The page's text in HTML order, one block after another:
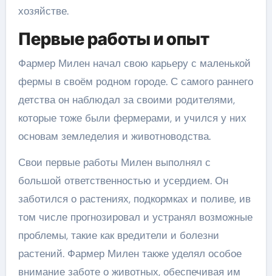
хозяйстве.
Первые работы и опыт
Фармер Милен начал свою карьеру с маленькой
фермы в своём родном городе. С самого раннего
детства он наблюдал за своими родителями,
которые тоже были фермерами, и учился у них
основам земледелия и животноводства.
Свои первые работы Милен выполнял с
большой ответственностью и усердием. Он
заботился о растениях, подкормках и поливе, ив
том числе прогнозировал и устранял возможные
проблемы, такие как вредители и болезни
растений. Фармер Милен также уделял особое
внимание заботе о животных, обеспечивая им